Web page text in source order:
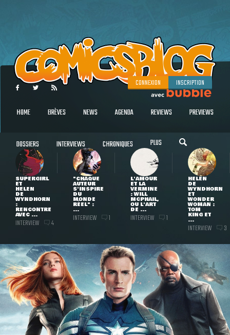
CONNEXION INSCRIPTION
HOME BRÈVES NEWS AGENDA REVIEWS PREVIEWS
DOSSIERS INTERVIEWS CHRONIQUES PLUS
SUPERGIRL
ET
HELEN
DE
WYNDHORN
:
RENCONTRE
AVEC ...
INTERVIEW 4
"CHAQUE
AUTEUR
S'INSPIRE
DU
MONDE
RÉEL" :
...
INTERVIEW 1
L'AMOUR
ET LA
VERMINE
: WILL
MCPHAIL,
OU L'ART
DE ...
INTERVIEW 1
HELEN
DE
WYNDHORN
ET
WONDER
WOMAN :
TOM
KING ET
...
INTERVIEW 3